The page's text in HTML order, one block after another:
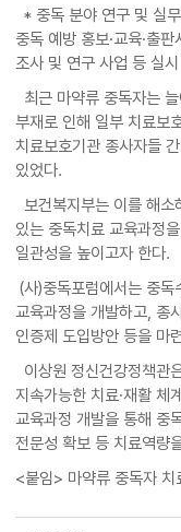
* 중독 분야 연구 및 실
중독 예방 홍보·교육·출
조사 및 연구 사업 등 실시
최근 마약류 중독자는
부재로 인해 일부 치료보
치료보호기관 종사자들
있었다.
보건복지부는 이를 해소
있는 중독치료 교육과정
일관성을 높이고자 한다.
(사)중독포럼에서는 중
교육과정을 개발하고, 종
인증제 도입방안 등을 마
이상원 정신건강정책관
지속가능한 치료·재활 체
교육과정 개발을 통해 중
전문성 확보 등 치료역량
<붙임> 마약류 중독자 치